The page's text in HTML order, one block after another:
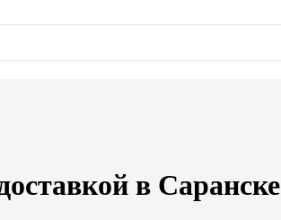
в Саранске